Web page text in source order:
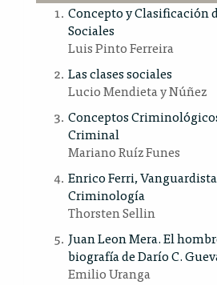
Concepto y Clasificación
Sociales
Luis Pinto Ferreira
Las clases sociales
Lucio Mendieta y Núñez
Conceptos
Criminal
Mariano Ruíz Funes
Enrico Ferri,
Criminología
Thorsten Sellin
Juan Leon Mera. El
biografía de Darío C.
Emilio Uranga